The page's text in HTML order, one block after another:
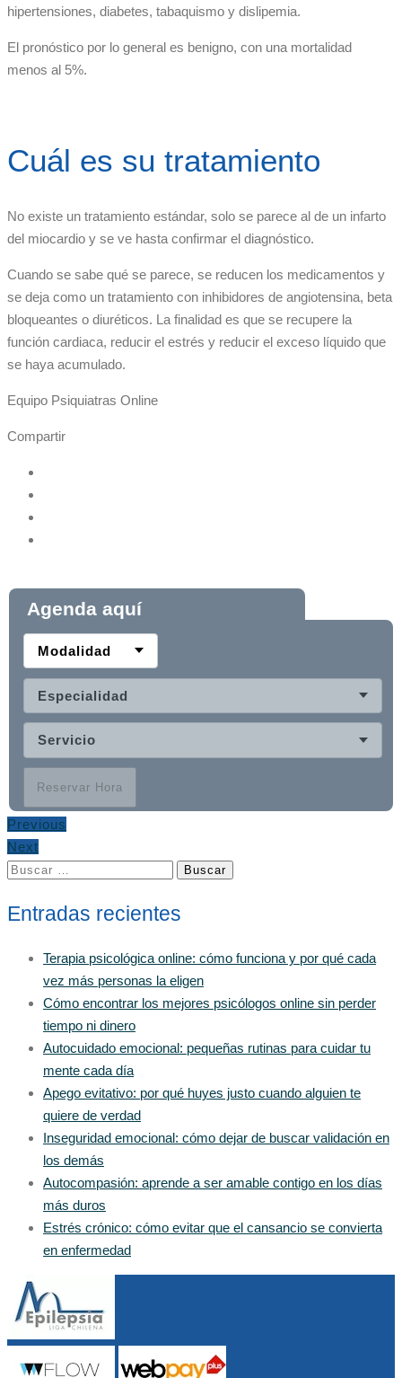
hipertensiones, diabetes, tabaquismo y dislipemia.
El pronóstico por lo general es benigno, con una mortalidad
menos al 5%.
Cuál es su tratamiento
No existe un tratamiento estándar, solo se parece al de un infarto
del miocardio y se ve hasta confirmar el diagnóstico.
Cuando se sabe qué se parece, se reducen los medicamentos y
se deja como un tratamiento con inhibidores de angiotensina, beta
bloqueantes o diuréticos. La finalidad es que se recupere la
función cardiaca, reducir el estrés y reducir el exceso líquido que
se haya acumulado.
Equipo Psiquiatras Online
Compartir
Agenda aquí
Modalidad
Especialidad
Servicio
Reservar Hora
Previous
Next
Buscar:
Entradas recientes
Terapia psicológica online: cómo funciona y por qué cada
vez más personas la eligen
Cómo encontrar los mejores psicólogos online sin perder
tiempo ni dinero
Autocuidado emocional: pequeñas rutinas para cuidar tu
mente cada día
Apego evitativo: por qué huyes justo cuando alguien te
quiere de verdad
Inseguridad emocional: cómo dejar de buscar validación en
los demás
Autocompasión: aprende a ser amable contigo en los días
más duros
Estrés crónico: cómo evitar que el cansancio se convierta
en enfermedad